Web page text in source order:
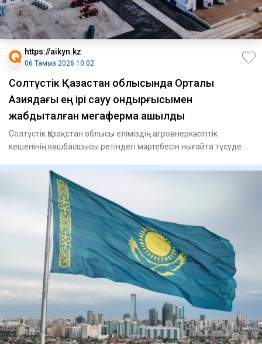
https://aikyn.kz
06 Тамыз 2026 10:02
Солтүстік Қазақстан облысында Орталық
Азиядағы ең ірі сауу қондырғысымен
жабдықталған мегаферма ашылды
Солтүстік Қазақстан облысы еліміздің агроөнеркәсіптік
кешенінің көшбасшысы ретіндегі мәртебесін нығайта түсуде.